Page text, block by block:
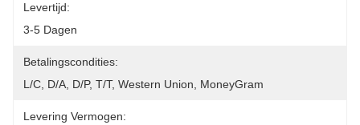
Levertijd:
3-5 Dagen
Betalingscondities:
L/C, D/A, D/P, T/T, Western Union, MoneyGram
Levering Vermogen: